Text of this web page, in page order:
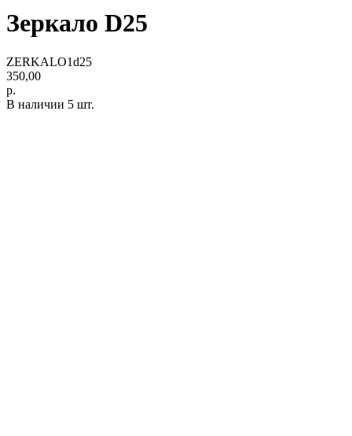
Зеркало D25
ZERKALO1d25
350,00
р.
В наличии 5 шт.